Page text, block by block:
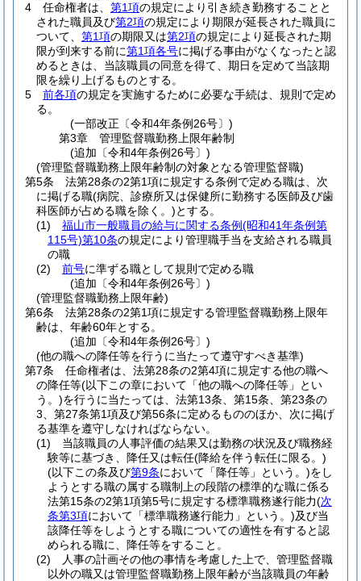
4
任命権者は、 第1項の規定により引き続き勤務することと
された職員及び第2項の規定により期限が延長された職員に
ついて、 第1項の期限又は第2項の規定により延長された期
限が到来する前に第1項各号に掲げる事由がなくなったと認
めるときは、当該職員の同意を得て、期日を定めて当該期
限を繰り上げるものとする。
5
前各項の規定を実施するために必要な手続は、規則で定め
る。
(一部改正〔令和4年条例26号〕)
第3章
管理監督職勤務上限年齢制
(追加〔令和4年条例26号〕)
(管理監督職勤務上限年齢制の対象となる管理監督職)
第5条
法第28条の2第1項に規定する条例で定める職は、次
に掲げる職(病院、診療所又は保健所に勤務する医師及び歯
科医師が占める職を除く。)とする。
(1)
福山市一般職員の給与に関する条例(昭和41年条例第
115号)第10条の規定により管理職手当を支給される職員
の職
(2)
前号に準ずる職として規則で定める職
(追加〔令和4年条例26号〕)
(管理監督職勤務上限年齢)
第6条
法第28条の2第1項に規定する管理監督職勤務上限年
齢は、年齢60年とする。
(追加〔令和4年条例26号〕)
(他の職への降任等を行うに当たって遵守すべき基準)
第7条
任命権者は、法第28条の2第4項に規定する他の職へ
の降任等(以下この章において「他の職への降任等」とい
う。)を行うに当たっては、法第13条、第15条、第23条の
3、第27条第1項及び第56条に定めるもののほか、次に掲げ
る基準を遵守しなければならない。
(1)
当該職員の人事評価の結果又は勤務の状況及び職務経
験等に基づき、降任又は転任(降給を伴う転任に限る。)
(以下この条及び第9条において「降任等」という。)をし
ようとする職の属する職制上の段階の標準的な職に係る
法第15条の2第1項第5号に規定する標準職務遂行能力(次
条第3項において「標準職務遂行能力」という。)及び当
該降任等をしようとする職についての適性を有すると認
められる職に、降任等をすること。
(2)
人事の計画その他の事情を考慮した上で、管理監督職
以外の職又は管理監督職勤務上限年齢が当該職員の年齢